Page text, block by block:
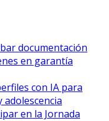
documentación
en garantía
con IA para
adolescencia
en la Jornada